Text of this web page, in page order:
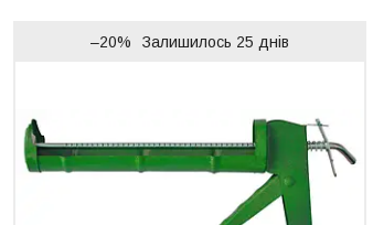
–20% Залишилось 25 днів